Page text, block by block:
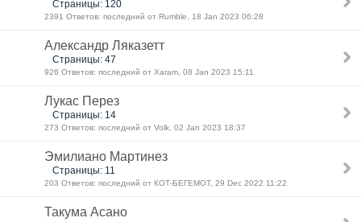
Страницы: 120
2391 Ответов: последний от Rumble, 18 Jan 2023 06:28
Александр Ляказетт
Страницы: 47
926 Ответов: последний от Xaram, 08 Jan 2023 15:11
Лукас Перез
Страницы: 14
273 Ответов: последний от Volk, 02 Jan 2023 18:37
Эмилиано Мартинез
Страницы: 11
203 Ответов: последний от КОТ-БЕГЕМОТ, 29 Dec 2022 11:22
Такума Асано